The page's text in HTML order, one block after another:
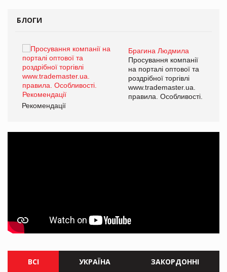
БЛОГИ
Брагина Людмила
Просування компанії
на порталі оптової та
роздрібної торгівлі
www.trademaster.ua.
правила. Особливості.
Рекомендації
ВСІ УКРАЇНА ЗАКОРДОННІ